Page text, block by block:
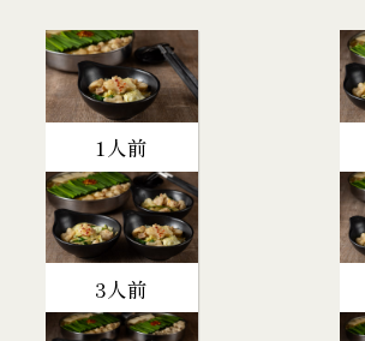
1人前
3人前